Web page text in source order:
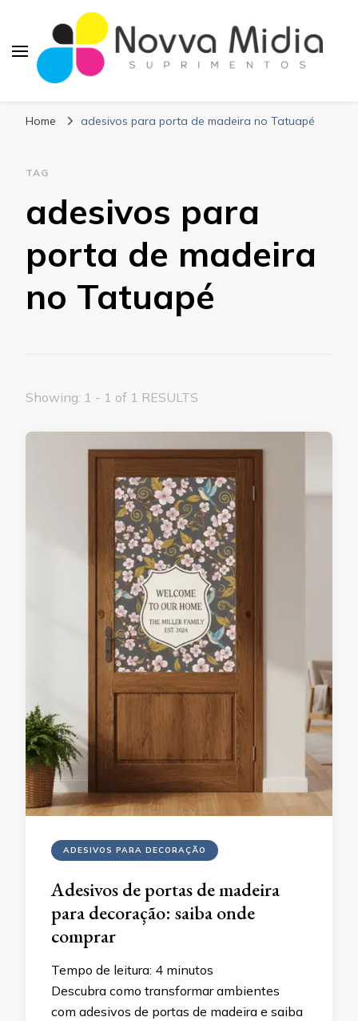
Suprimentos
Home adesivos para porta de madeira no Tatuapé
TAG
adesivos para
porta de madeira
no Tatuapé
Showing: 1 - 1 of 1 RESULTS
ADESIVOS PARA DECORAÇÃO
Adesivos de portas de madeira
para decoração: saiba onde
comprar
Tempo de leitura: 4 minutos
Descubra como transformar ambientes
com adesivos de portas de madeira e saiba